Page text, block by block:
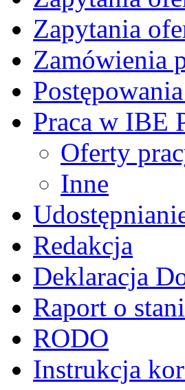
Zapytania
Zamówienia
Praca w IBE
Oferty
Inne
Redakcja
Deklaracja
Raport o
RODO
Instrukcja